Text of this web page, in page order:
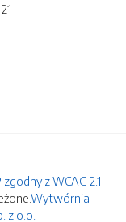
zgodny z WCAG 2.1
Wytwórnia
z o.o.